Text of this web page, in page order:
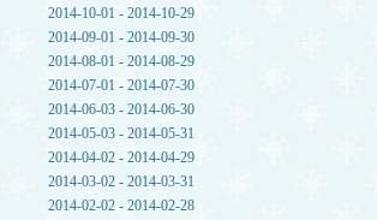
2014-10-01 - 2014-10-29
2014-09-01 - 2014-09-30
2014-08-01 - 2014-08-29
2014-07-01 - 2014-07-30
2014-06-03 - 2014-06-30
2014-05-03 - 2014-05-31
2014-04-02 - 2014-04-29
2014-03-02 - 2014-03-31
2014-02-02 - 2014-02-28